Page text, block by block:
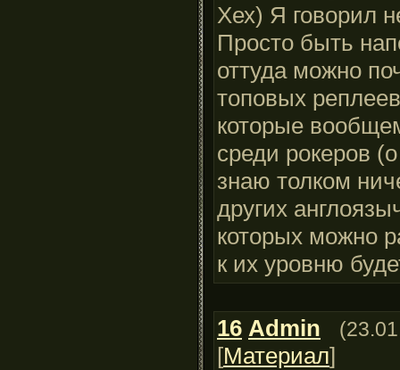
Хех) Я говорил
Просто быть
оттуда можно
топовых
которые
среди рокеров
знаю толком
других
которых можно
к их уровню
16 Admin
[Материал]